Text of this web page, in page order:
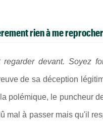
rien à me
regarder devant. Soyez
de sa déception
polémique, le puncheur
mal à passer mais qu'il